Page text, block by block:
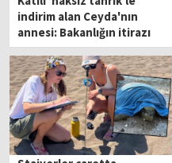
indirim alan Ceyda'nın
annesi: Bakanlığın itirazı
beni sevindirdi